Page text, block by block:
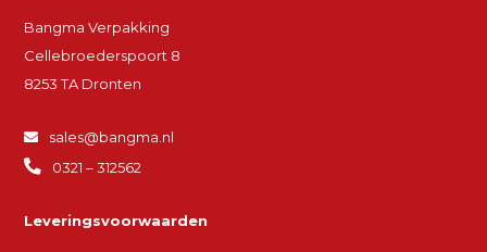
Bangma Verpakking
Cellebroederspoort 8
8253 TA Dronten
sales@bangma.nl
0321 – 312562
Leveringsvoorwaarden